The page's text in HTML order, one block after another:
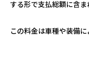
する形で支払総額に含ま
この料金は車種や装備に